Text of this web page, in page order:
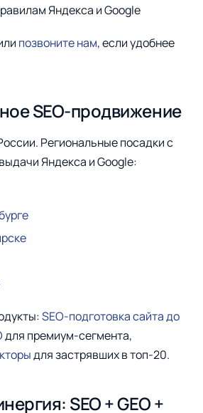
Яндекса и Google
позвоните нам, если удобнее
SEO-продвижение
Региональные посадки с
Яндекса и Google:
SEO-подготовка сайта до
для премиум-сегмента,
для застрявших в топ-20.
SEO + GEO +